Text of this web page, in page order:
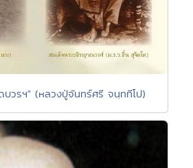
บวรฯ" (หลวงปู่จันทร์ศรี จนฺททีโป)